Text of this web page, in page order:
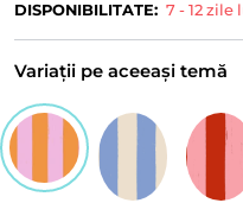
DISPONIBILITATE: 7 - 12 zile
Variații pe aceeași temă